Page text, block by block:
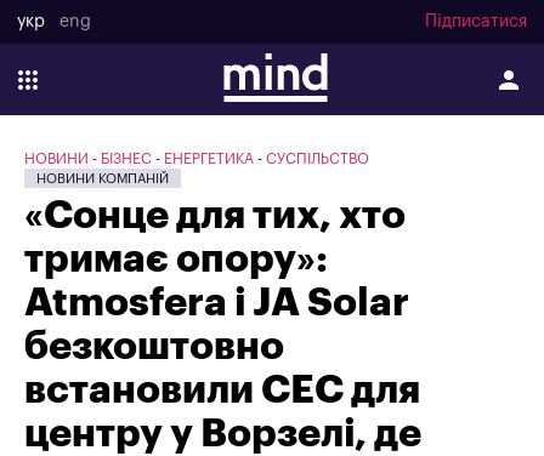
укр eng Підписатися
НОВИНИ БІЗНЕС ЕНЕРГЕТИКА СУСПІЛЬСТВО
НОВИНИ КОМПАНІЙ
«Сонце для тих, хто
тримає опору»:
Atmosfera і JA Solar
безкоштовно
встановили СЕС для
центру у Ворзелі, де